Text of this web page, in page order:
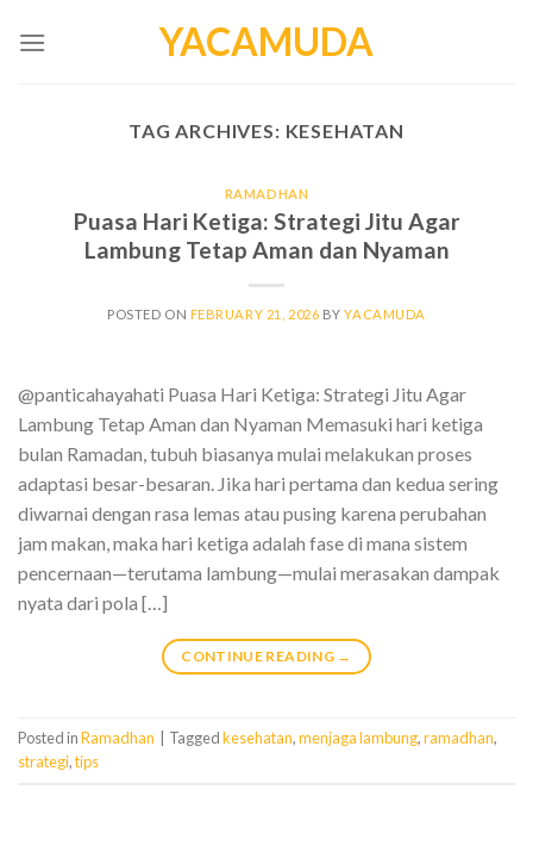
YACAMUDA
TAG ARCHIVES: KESEHATAN
RAMADHAN
Puasa Hari Ketiga: Strategi Jitu Agar
Lambung Tetap Aman dan Nyaman
POSTED ON FEBRUARY 21, 2026 BYYACAMUDA
@panticahayahati Puasa Hari Ketiga: Strategi Jitu Agar
Lambung Tetap Aman dan Nyaman Memasuki hari ketiga
bulan Ramadan, tubuh biasanya mulai melakukan proses
adaptasi besar-besaran. Jika hari pertama dan kedua sering
diwarnai dengan rasa lemas atau pusing karena perubahan
jam makan, maka hari ketiga adalah fase di mana sistem
pencernaan—terutama lambung—mulai merasakan dampak
nyata dari pola […]
CONTINUE READING →
Posted inRamadhan Taggedkesehatan,menjaga lambung,ramadhan,
strategi,tips